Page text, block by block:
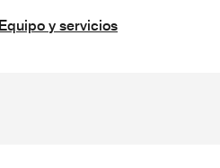
Equipo y servicios